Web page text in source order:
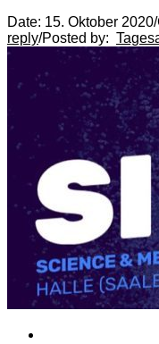
Date: 15. Oktober 2020/
reply/Posted by: